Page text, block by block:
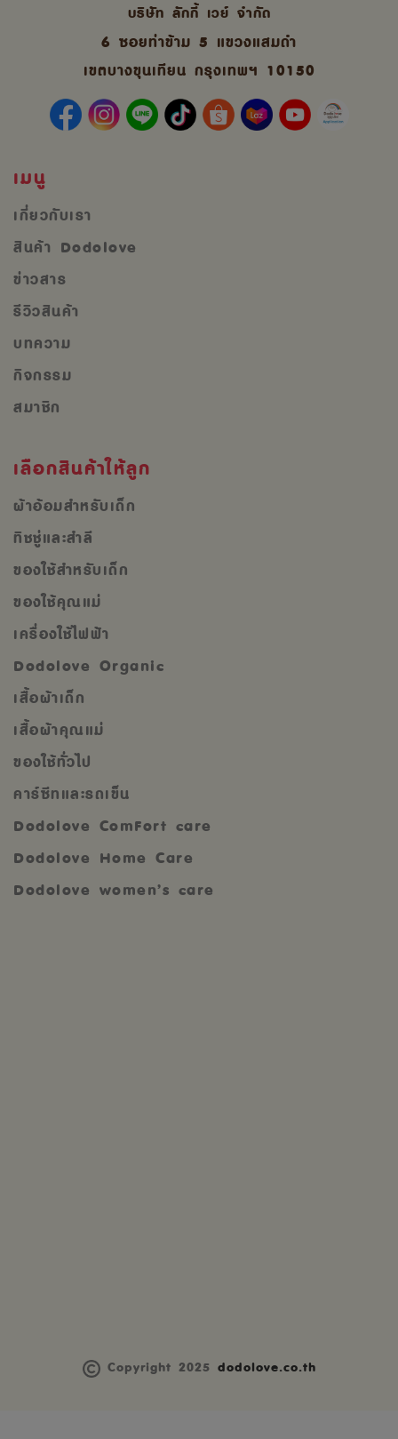
บริษัท ลักกี้ เวย์ จํากัด
6 ซอยท่าข้าม 5 แขวงแสมดำ
เขตบางขุนเทียน กรุงเทพฯ 10150
เมนู
เกี่ยวกับเรา
สินค้า Dodolove
ข่าวสาร
รีวิวสินค้า
บทความ
กิจกรรม
สมาชิก
เลือกสินค้าให้ลูก
ผ้าอ้อมสำหรับเด็ก
ทิชชู่และสำลี
ของใช้สำหรับเด็ก
ของใช้คุณแม่
เครื่องใช้ไฟฟ้า
Dodolove Organic
เสื้อผ้าเด็ก
เสื้อผ้าคุณแม่
ของใช้ทั่วไป
คาร์ซีทและรถเข็น
Dodolove ComFort care
Dodolove Home Care
Dodolove women’s care
Copyright 2025 dodolove.co.th